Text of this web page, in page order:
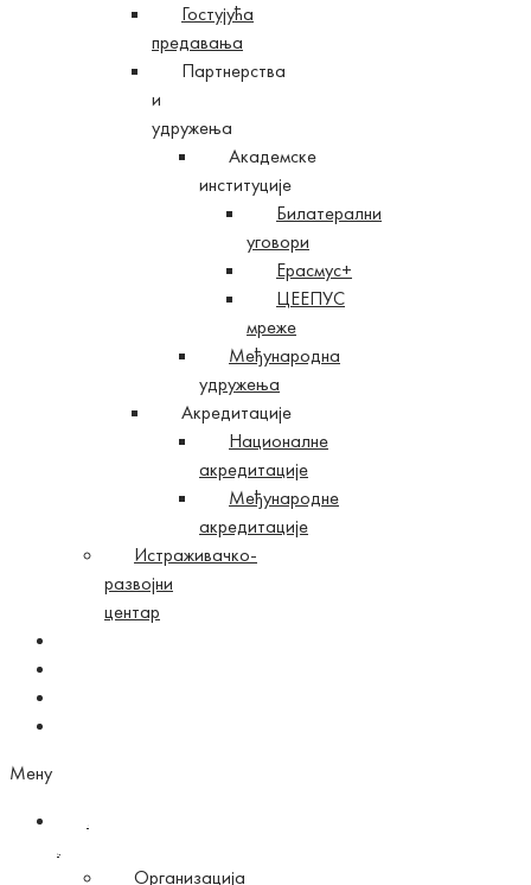
Гостујућа
предавања
Партнерства
и
удружења
Академске
институције
Билатерални
уговори
Ерасмус+
ЦЕЕПУС
мреже
Међународна
удружења
Акредитације
Националне
акредитације
Међународне
акредитације
Истраживачко-
развојни
центар
Мену
Организација